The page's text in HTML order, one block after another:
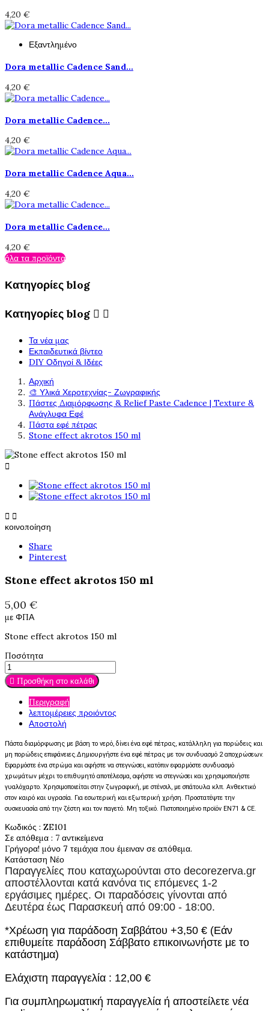
4,20 €
Εξαντλημένο
Dora metallic Cadence Sand...
4,20 €
Dora metallic Cadence...
4,20 €
Dora metallic Cadence Aqua...
4,20 €
Dora metallic Cadence...
4,20 €
όλα τα προϊόντα
Κατηγορίες blog
Κατηγορίες blog  
Τα νέα μας
Εκπαιδευτικά βίντεο
DIY Οδηγοί & Ιδέες
Αρχική
🎨 Υλικά Χεροτεχνίας- Ζωγραφικής
Πάστες Διαμόρφωσης & Relief Paste Cadence | Texture &
Ανάγλυφα Εφέ
Πάστα εφέ πέτρας
Stone effect akrotos 150 ml

 
κοινοποίηση
Share
Pinterest
Stone effect akrotos 150 ml
5,00 €
με ΦΠΑ
Stone effect akrotos 150 ml
Ποσότητα
 Προσθήκη στο καλάθι
Περιγραφή
λεπτομέρειες προιόντος
Αποστολή
Πάστα διαμόρφωσης με βάση το νερό, δίνει ένα εφέ πέτρας, κατάλληλη για πορώδεις και
μη πορώδεις επιφάνειες.Δημιουργήστε ένα εφέ πέτρας με τον συνδυασμό 2 αποχρώσεων.
Εφαρμόστε ένα στρώμα και αφήστε να στεγνώσει, κατόπιν εφαρμόστε συνδυασμό
χρωμάτων μέχρι το επιθυμητό αποτέλεσμα, αφήστε να στεγνώσει και χρησιμοποιήστε
γυαλόχαρτο. Χρησιμοποιείται στην ζωγραφική, με στένσιλ, με σπάτουλα κλπ. Ανθεκτικό
στον καιρό και υγρασία. Για εσωτερική και εξωτερική χρήση. Προστατέψτε την
συσκευασία από την ζέστη και τον παγετό. Μη τοξικό. Πιστοποιημένο προϊόν EN71 & CE.
Κωδικός : ZE101
Σε απόθεμα : 7 αντικείμενα
Γρήγορα! μόνο 7 τεμάχια που έμειναν σε απόθεμα.
Κατάσταση Νέο
Παραγγελίες που καταχωρούνται στο decorezerva.gr
αποστέλλονται κατά κανόνα τις επόμενες 1-2
εργάσιμες ημέρες. Οι παραδόσεις γίνονται από
Δευτέρα έως Παρασκευή από 09:00 - 18:00.
*Χρέωση για παράδοση Σαββάτου +3,50 € (Εάν
επιθυμείτε παράδοση Σάββατο επικοινωνήστε με το
κατάστημα)
Ελάχιστη παραγγελία : 12,00 €
Για συμπληρωματική παραγγελία ή αποστείλετε νέα